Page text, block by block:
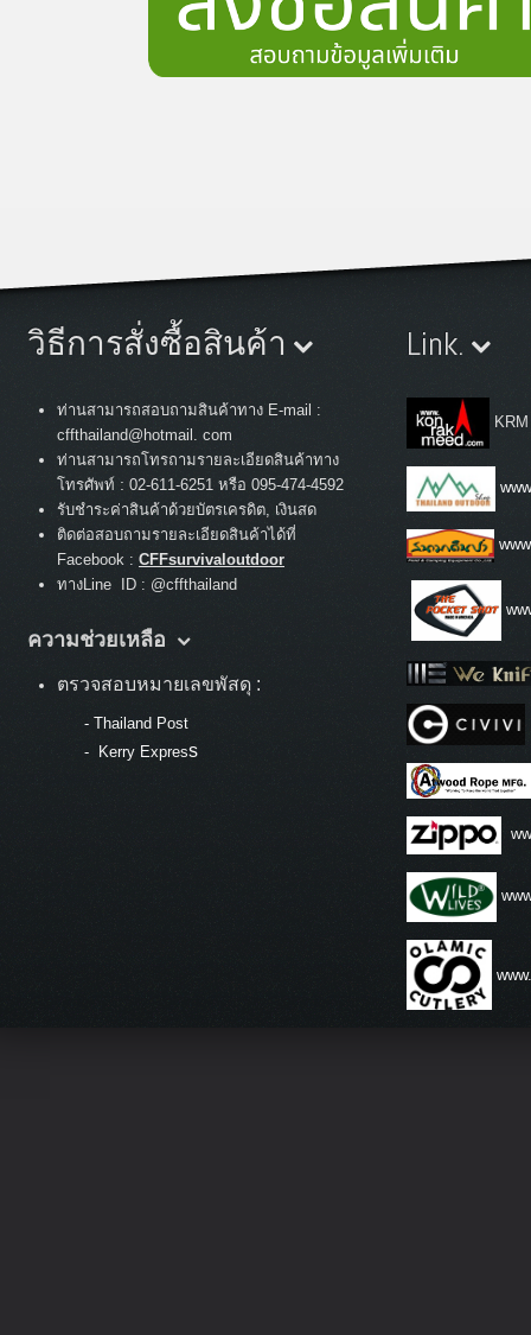
วิธีการสั่งซื้อสินค้า
ท่านสามารถสอบถามสินค้าทาง E-mail :
cffthailand@hotmail. com
ท่านสามารถโทรถามรายละเอียดสินค้าทาง
โทรศัพท์ : 02-611-6251 หรือ 095-474-4592
รับชำระค่าสินค้าด้วยบัตรเครดิต, เงินสด
ติดต่อสอบถามรายละเอียดสินค้าได้ที่
Facebook : CFFsurvivaloutdoor
ทางLine ID : @cffthailand
ความช่วยเหลือ
ตรวจสอบหมายเลขพัสดุ :
- Thailand Post
-
Kerry Express
Link.
KRM